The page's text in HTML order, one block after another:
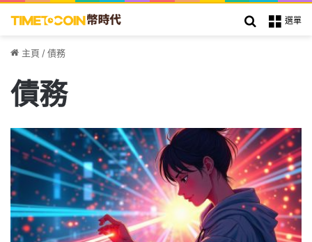
選單
搜索
主頁 /債務
債務